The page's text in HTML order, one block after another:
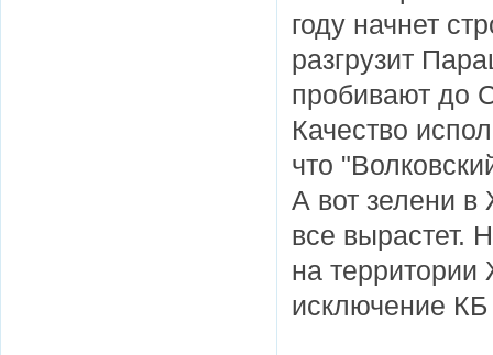
году начнет
разгрузит
пробивают до
Качество
что
А вот зелени в
все вырастет.
на
исключение